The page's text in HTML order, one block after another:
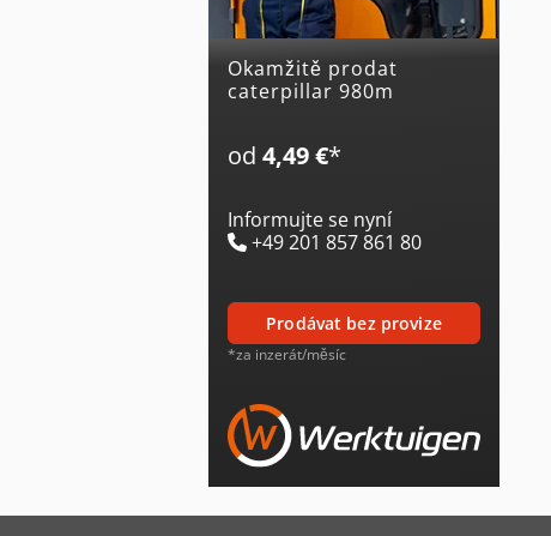
Okamžitě prodat
caterpillar 980m
od 4,49 €*
Informujte se nyní
+49 201 857 861 80
prodávat bez provize
*za inzerát/měsíc